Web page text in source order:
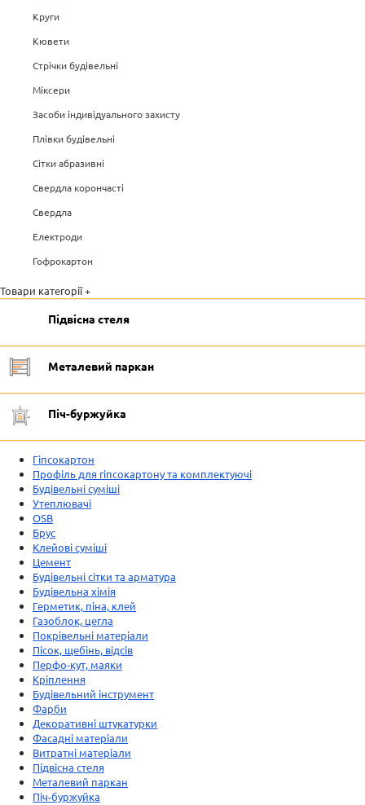
Круги
Кювети
Стрічки будівельні
Міксери
Засоби індивідуального захисту
Плівки будівельні
Сітки абразивні
Свердла корончасті
Свердла
Електроди
Гофрокартон
Товари категорії +
Підвісна стеля
Металевий паркан
Піч-буржуйка
Гіпсокартон
Профіль для гіпсокартону та комплектуючі
Будівельні суміші
Утеплювачі
OSB
Брус
Клейові суміші
Цемент
Будівельні сітки та арматура
Будівельна хімія
Герметик, піна, клей
Газоблок, цегла
Покрівельні матеріали
Пісок, щебінь, відсів
Перфо-кут, маяки
Кріплення
Будівельний інструмент
Фарби
Декоративні штукатурки
Фасадні матеріали
Витратні матеріали
Підвісна стеля
Металевий паркан
Піч-буржуйка